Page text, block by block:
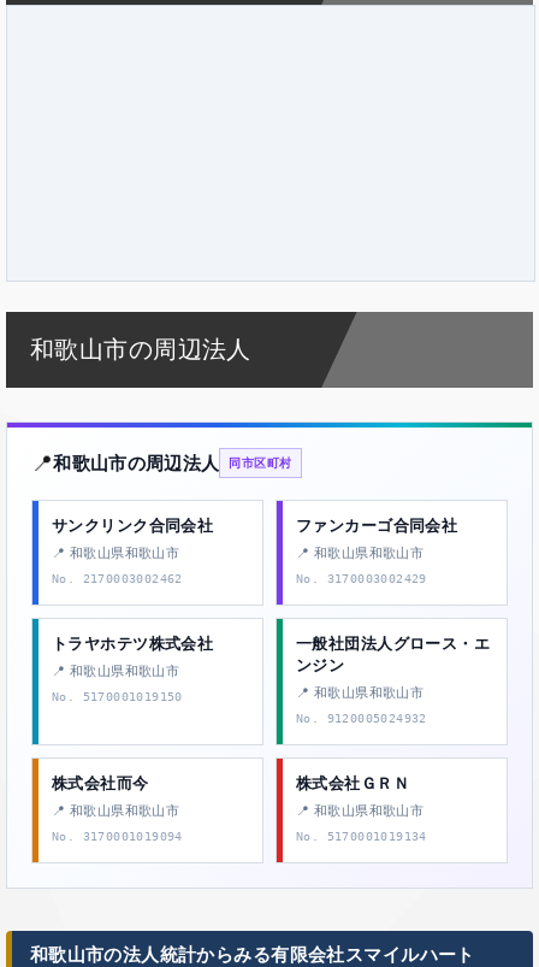
和歌山市の周辺法人
📍和歌山市の周辺法人 同市区町村
サンクリンク合同会社
📍 和歌山県和歌山市
No. 2170003002462
ファンカーゴ合同会社
📍 和歌山県和歌山市
No. 3170003002429
トラヤホテツ株式会社
📍 和歌山県和歌山市
No. 5170001019150
一般社団法人グロース・エ
ンジン
📍 和歌山県和歌山市
No. 9120005024932
株式会社而今
📍 和歌山県和歌山市
No. 3170001019094
株式会社ＧＲＮ
📍 和歌山県和歌山市
No. 5170001019134
和歌山市の法人統計からみる有限会社スマイルハート